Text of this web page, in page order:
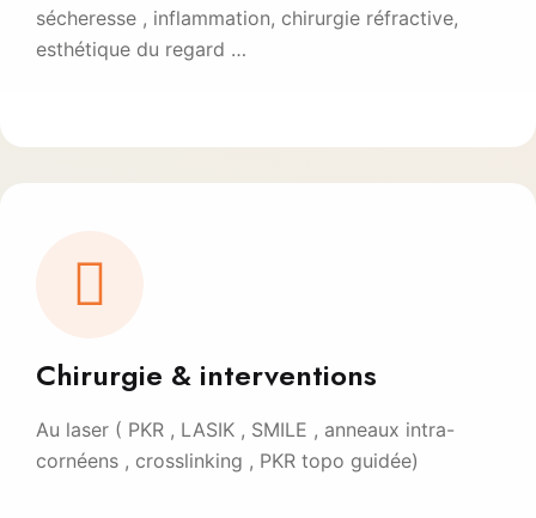
sécheresse , inflammation, chirurgie réfractive,
esthétique du regard …
Chirurgie & interventions
Au laser ( PKR , LASIK , SMILE , anneaux intra-
cornéens , crosslinking , PKR topo guidée)